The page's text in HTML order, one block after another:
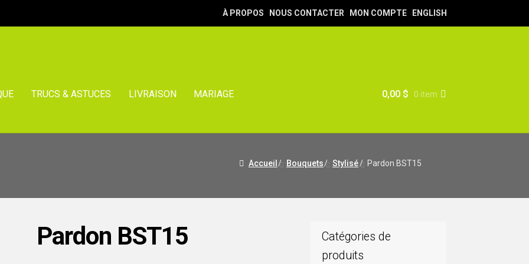
À PROPOS NOUS CONTACTER MON COMPTE ENGLISH
TRUCS & ASTUCES LIVRAISON MARIAGE 0,00 $ 0 item
Accueil / Bouquets/ Stylisé/ Pardon BST15
Pardon BST15
Catégories de
produits